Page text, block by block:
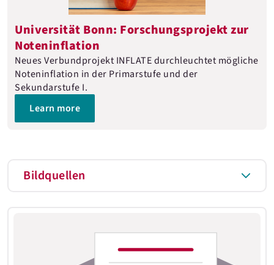
Universität Bonn: Forschungsprojekt zur
Noteninflation
Neues Verbundprojekt INFLATE durchleuchtet mögliche
Noteninflation in der Primarstufe und der
Sekundarstufe I.
Learn more
Bildquellen